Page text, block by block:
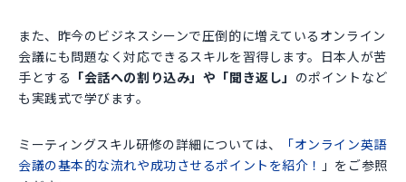
また、昨今のビジネスシーンで圧倒的に増えているオンライン
会議にも問題なく対応できるスキルを習得します。日本人が苦
手とする 「会話への割り込み」や「聞き返し」 のポイントなど
も実践式で学びます。
ミーティングスキル研修の詳細については、
「オンライン英語
会議の基本的な流れや成功させるポイントを紹介！ 」をご参照